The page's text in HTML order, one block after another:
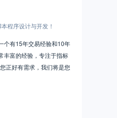
程序设计与开发！
个有15年交易经验和10年
丰富的经验，专注于指标
正好有需求，我们将是您